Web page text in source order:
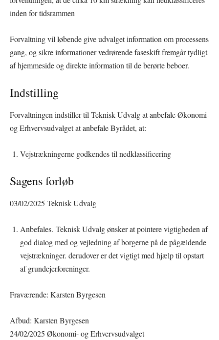
inden for tidsrammen
Forvaltning vil løbende give udvalget information om processens
gang, og sikre informationer vedrørende faseskift fremgår tydligt
af hjemmeside og direkte information til de berørte beboer.
Indstilling
Forvaltningen indstiller til Teknisk Udvalg at anbefale Økonomi-
og Erhvervsudvalget at anbefale Byrådet, at:
Vejstrækningerne godkendes til nedklassificering
Sagens forløb
03/02/2025 Teknisk Udvalg
Anbefales. Teknisk Udvalg ønsker at pointere vigtigheden af
god dialog med og vejledning af borgerne på de pågældende
vejstrækninger. derudover er det vigtigt med hjælp til opstart
af grundejerforeninger.
Fraværende: Karsten Byrgesen
Afbud: Karsten Byrgesen
24/02/2025 Økonomi- og Erhvervsudvalget